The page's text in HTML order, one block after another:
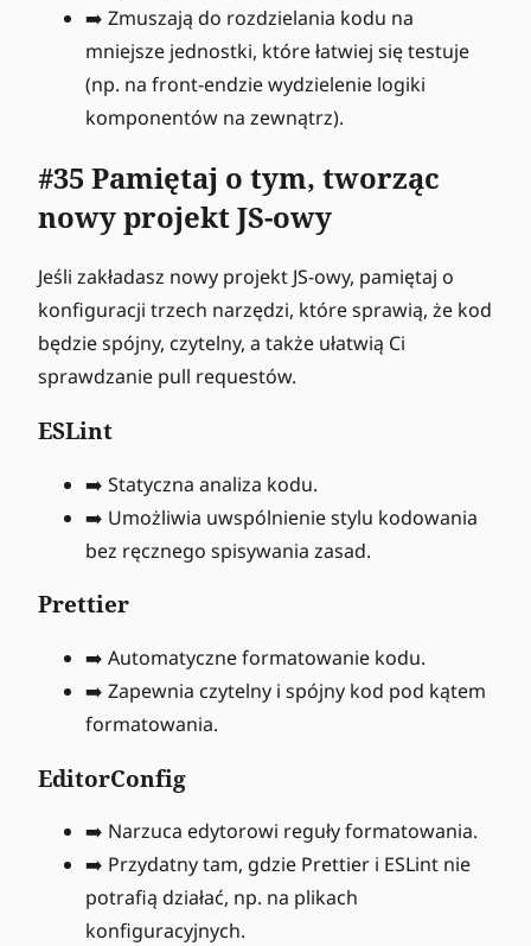
➡️ Zmuszają do rozdzielania kodu na
mniejsze jednostki, które łatwiej się testuje
(np. na front-endzie wydzielenie logiki
komponentów na zewnątrz).
#35 Pamiętaj o tym, tworząc
nowy projekt JS-owy
Jeśli zakładasz nowy projekt JS-owy, pamiętaj o
konfiguracji trzech narzędzi, które sprawią, że kod
będzie spójny, czytelny, a także ułatwią Ci
sprawdzanie pull requestów.
ESLint
➡️ Statyczna analiza kodu.
➡️ Umożliwia uwspólnienie stylu kodowania
bez ręcznego spisywania zasad.
Prettier
➡️ Automatyczne formatowanie kodu.
➡️ Zapewnia czytelny i spójny kod pod kątem
formatowania.
EditorConfig
➡️ Narzuca edytorowi reguły formatowania.
➡️ Przydatny tam, gdzie Prettier i ESLint nie
potrafią działać, np. na plikach
konfiguracyjnych.